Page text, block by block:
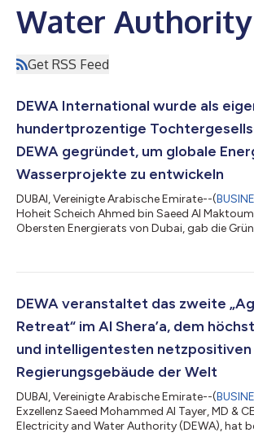
Water Authority
Get RSS Feed
DEWA International wurde als
hundertprozentige
DEWA gegründet, um globale
Wasserprojekte zu entwickeln
DUBAI, Vereinigte Arabische Emirate--(
Hoheit Scheich Ahmed bin Saeed Al
Obersten Energierats von Dubai, gab die
Authority (DEWA). Das Unternehmen hat
Energien zu entwickeln und Dubais
DEWA veranstaltet das zweite
Retreat“ im Al Shera’a, dem
und intelligentesten netzpositiven
Regierungsgebäude der Welt
DUBAI, Vereinigte Arabische Emirate--(
Exzellenz Saeed Mohammed Al Tayer, MD &
Electricity and Water Authority (DEWA), hat